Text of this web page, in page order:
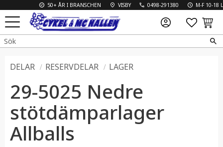
Meny
50+ ÅR I BRANSCHEN VISBY 0498-291380 M-F 10-18 L
DELAR RESERVDELAR LAGER
29-5025 Nedre
stötdämparlager
Allballs